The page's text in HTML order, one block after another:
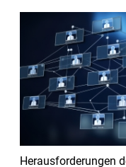
Herausforderungen